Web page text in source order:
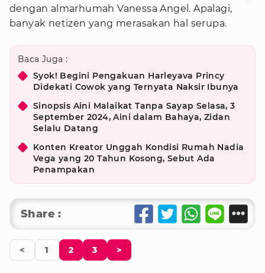
dengan almarhumah Vanessa Angel. Apalagi,
banyak netizen yang merasakan hal serupa.
Baca Juga :
Syok! Begini Pengakuan Harleyava Princy
Didekati Cowok yang Ternyata Naksir Ibunya
Sinopsis Aini Malaikat Tanpa Sayap Selasa, 3
September 2024, Aini dalam Bahaya, Zidan
Selalu Datang
Konten Kreator Unggah Kondisi Rumah Nadia
Vega yang 20 Tahun Kosong, Sebut Ada
Penampakan
Share :
< 1 2 3 >